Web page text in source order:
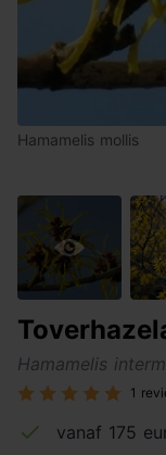
Hamamelis mollis
Hamamelis
1
vanaf 175